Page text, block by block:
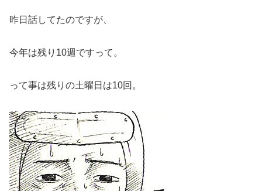
昨日話してたのですが、
今年は残り10週ですって。
って事は残りの土曜日は10回。